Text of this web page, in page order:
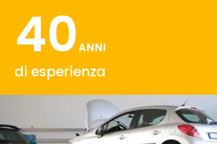
40ANNI
di esperienza